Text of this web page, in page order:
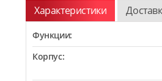
Характеристики
Функции:
Корпус: